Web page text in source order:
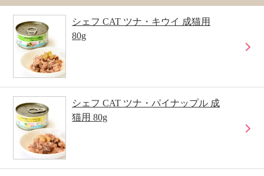
シェフ CAT ツナ・キウイ 成猫用
80g
シェフ CAT ツナ・パイナップル 成
猫用 80g